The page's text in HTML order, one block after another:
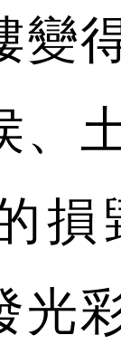
變
、
光